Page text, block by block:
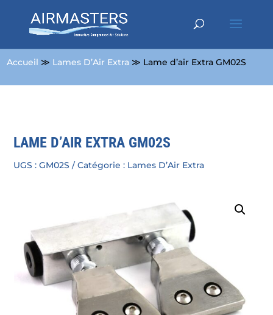
Accueil ≫ Lames D’Air Extra ≫ Lame d’air Extra GM02S
LAME D’AIR EXTRA GM02S
UGS :GM02S Catégorie : Lames D’Air Extra